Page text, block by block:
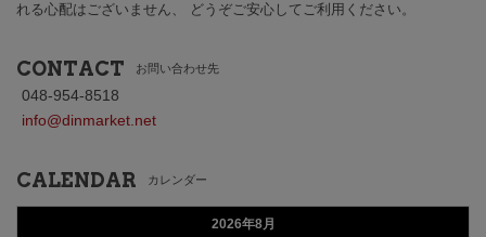
れる心配はございません、 どうぞご安心してご利用ください。
CONTACT お問い合わせ先
048-954-8518
info@dinmarket.net
CALENDAR カレンダー
2026年8月